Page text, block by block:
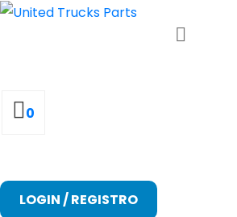
0
LOGIN / REGISTRO